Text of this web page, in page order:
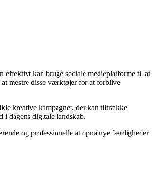
effektivt kan bruge sociale medieplatforme til at
at mestre disse værktøjer for at forblive
kreative kampagner, der kan tiltrække
i dagens digitale landskab.
og professionelle at opnå nye færdigheder